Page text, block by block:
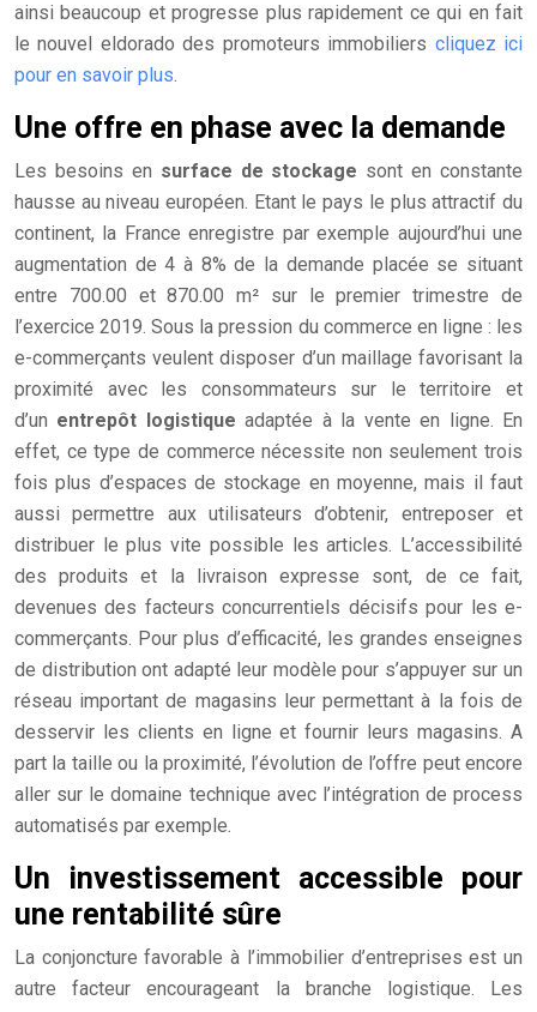
ainsi beaucoup et progresse plus rapidement ce qui en fait
le nouvel eldorado des promoteurs immobiliers cliquez ici
pour en savoir plus.
Une offre en phase avec la demande
Les besoins en surface de stockage sont en constante
hausse au niveau européen. Etant le pays le plus attractif du
continent, la France enregistre par exemple aujourd’hui une
augmentation de 4 à 8% de la demande placée se situant
entre 700.00 et 870.00 m² sur le premier trimestre de
l’exercice 2019. Sous la pression du commerce en ligne : les
e-commerçants veulent disposer d’un maillage favorisant la
proximité avec les consommateurs sur le territoire et
d’un entrepôt logistiqueadaptée à la vente en ligne. En
effet, ce type de commerce nécessite non seulement trois
fois plus d’espaces de stockage en moyenne, mais il faut
aussi permettre aux utilisateurs d’obtenir, entreposer et
distribuer le plus vite possible les articles. L’accessibilité
des produits et la livraison expresse sont, de ce fait,
devenues des facteurs concurrentiels décisifs pour les e-
commerçants. Pour plus d’efficacité, les grandes enseignes
de distribution ont adapté leur modèle pour s’appuyer sur un
réseau important de magasins leur permettant à la fois de
desservir les clients en ligne et fournir leurs magasins. A
part la taille ou la proximité, l’évolution de l’offre peut encore
aller sur le domaine technique avec l’intégration de process
automatisés par exemple.
Un investissement accessible pour
une rentabilité sûre
La conjoncture favorable à l’immobilier d’entreprises est un
autre facteur encourageant la branche logistique. Les